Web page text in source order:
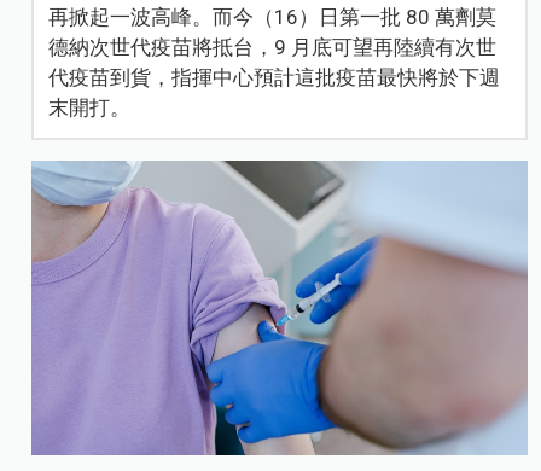
再掀起一波高峰。而今（16）日第一批 80 萬劑莫
德納次世代疫苗將抵台，9 月底可望再陸續有次世
代疫苗到貨，指揮中心預計這批疫苗最快將於下週
末開打。